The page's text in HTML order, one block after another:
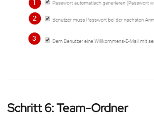
Schritt 6: Team-Ordner